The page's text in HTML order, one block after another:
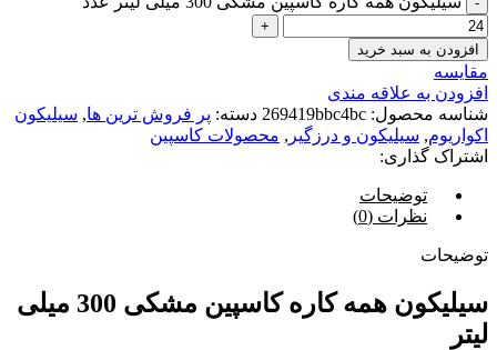
افزودن به سبد خرید
مقایسه
افزودن به علاقه مندی
شناسه محصول: 269419bbc4bc دسته: پر فروش ترین ها, سیلیکون
اکواریوم, سیلیکون و درزگیر , محصولات کاسپین
اشتراک گذاری:
توضیحات
نظرات (0)
توضیحات
سیلیکون همه کاره کاسپین مشکی 300 میلی
لیتر